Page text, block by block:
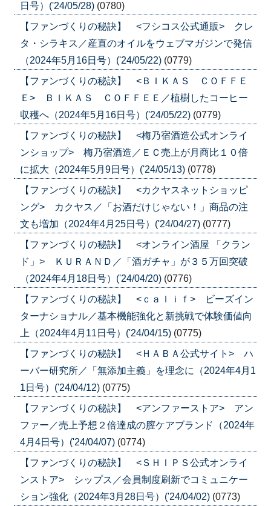
日号）('24/05/28) (0780)
【ファンづくりの秘訣】 <フシコス公式通販> クレ
タ・シラキス／産直のオイルをウェブマガジンで発信
（2024年5月16日号）('24/05/22) (0779)
【ファンづくりの秘訣】 <ＢＩＫＡＳ ＣＯＦＦＥ
Ｅ> ＢＩＫＡＳ ＣＯＦＦＥＥ／植樹したコーヒー
収穫へ（2024年5月16日号）('24/05/22) (0779)
【ファンづくりの秘訣】 <梅乃宿酒造公式オンライ
ンショップ> 梅乃宿酒造／ＥＣ売上が月商比１０倍
に拡大（2024年5月9日号）('24/05/13) (0778)
【ファンづくりの秘訣】 <カクヤスネットショッピ
ング> カクヤス／「お酒だけじゃない！」商品の注
文も増加（2024年4月25日号）('24/04/27) (0777)
【ファンづくりの秘訣】 <オンライン酒屋 「クラン
ド」> ＫＵＲＡＮＤ／「酒ガチャ」が３５万回突破
（2024年4月18日号）('24/04/20) (0776)
【ファンづくりの秘訣】 <ｃａｌｉｆ> ビーズイン
ターナショナル／基本機能強化と新挑戦で体験価値向
上（2024年4月11日号）('24/04/15) (0775)
【ファンづくりの秘訣】 <ＨＡＢＡ公式サイト> ハ
ーバー研究所／「無添加主義」を理念に（2024年4月1
1日号）('24/04/12) (0775)
【ファンづくりの秘訣】 <アンファーストア> アン
ファー／売上予想２倍達成の膣ケアブランド（2024年
4月4日号）('24/04/07) (0774)
【ファンづくりの秘訣】 <ＳＨＩＰＳ公式オンライ
ンストア> シップス／会員制度刷新でコミュニケー
ション強化（2024年3月28日号）('24/04/02) (0773)